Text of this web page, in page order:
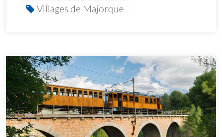
Villages de Majorque